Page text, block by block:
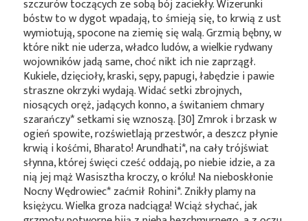
szczurów toczących ze sobą bój zaciekły. Wizerunki
bóstw to w dygot wpadają, to śmieją się, to krwią z ust
wymiotują, spocone na ziemię się walą. Grzmią bębny, w
które nikt nie uderza, władco ludów, a wielkie rydwany
wojowników jadą same, choć nikt ich nie zaprzągł.
Kukiele, dzięcioły, kraski, sępy, papugi, łabędzie i pawie
straszne okrzyki wydają. Widać setki zbrojnych,
niosących oręż, jadących konno, a świtaniem chmary
szarańczy*setkami się wznoszą. [30] Zmrok i brzask w
ogień spowite, rozświetlają przestwór, a deszcz płynie
krwią i kośćmi, Bharato!Arundhati*, na cały trójświat
słynna, której święci cześć oddają, po niebie idzie, a za
nią jej mąż Wasisztha kroczy, o królu! Na nieboskłonie
NocnyWędrowiec*zaćmiłRohini*. Znikły plamy na
księżycu. Wielka groza nadciąga! Wciąż słychać, jak